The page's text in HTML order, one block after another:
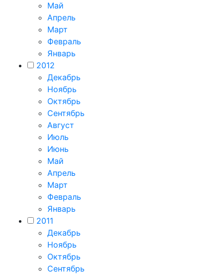
Май
Апрель
Март
Февраль
Январь
2012
Декабрь
Ноябрь
Октябрь
Сентябрь
Август
Июль
Июнь
Май
Апрель
Март
Февраль
Январь
2011
Декабрь
Ноябрь
Октябрь
Сентябрь